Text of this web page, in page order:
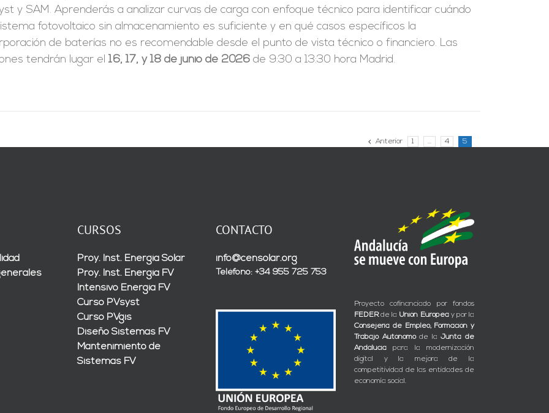
y SAM. Aprenderás a analizar curvas de carga con enfoque técnico para identificar cuándo
fotovoltaico sin almacenamiento es suficiente y en qué casos específicos la
de baterías no es recomendable desde el punto de vista técnico o financiero. Las
tendrán lugar el16, 17, y 18 de junio de 2026 de 9:30 a 13:30 hora Madrid.
Anterior 1 … 4 5
CURSOS
Proy. Inst. Energía Solar
Proy. Inst. Energía FV
Intensivo Energía FV
Curso PVsyst
Curso PVgis
Diseño Sistemas FV
Mantenimiento de
Sistemas FV
CONTACTO
info@censolar.org
Teléfono: +34 955 725 753
Proyecto cofinanciado por fondos
FEDERde la Unión Europeay por la
Consejería de Empleo, Formación y
Trabajo Autónomode laJunta de
Andalucía para la modernización
digital y la mejora de la
competitividad de las entidades de
economía social.